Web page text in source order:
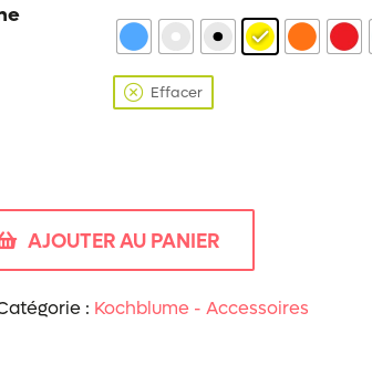
Effacer
AJOUTER AU PANIER
: Kochblume - Accessoires